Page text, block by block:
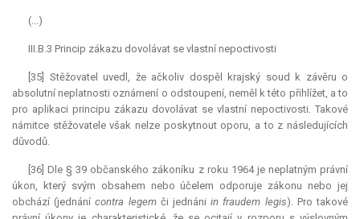
(...)
III.B.3 Princip zákazu dovolávat se vlastní nepoctivosti
[35] Stěžovatel uvedl, že ačkoliv dospěl krajský soud k závěru o
absolutní neplatnosti oznámení o odstoupení, neměl k této přihlížet, a to
pro aplikaci principu zákazu dovolávat se vlastní nepoctivosti. Takové
námitce stěžovatele však nelze poskytnout oporu, a to z následujících
důvodů.
[36] Dle § 39 občanského zákoníku z roku 1964 je neplatným právní
úkon, který svým obsahem nebo účelem odporuje zákonu nebo jej
obchází (jednánícontra legem či jednániin fraudem legis). Pro takové